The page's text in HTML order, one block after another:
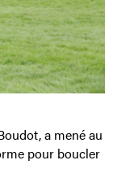
a mené au
pour boucler